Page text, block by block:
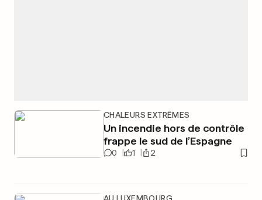
CHALEURS EXTRÊMES
Un incendie hors de contrôle
frappe le sud de l’Espagne
0 1 2